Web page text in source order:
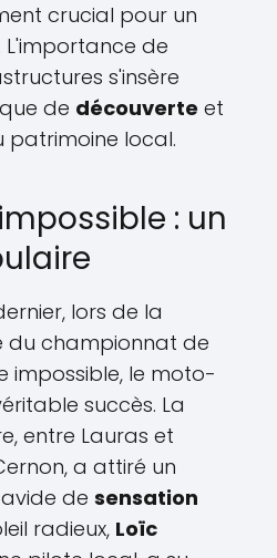
crucial pour un
L'importance de
s'insère
de découverte et
patrimoine local.
: un
lors de la
du championnat de
impossible, le moto-
succès. La
entre Lauras et
a attiré un
de sensation
radieux, Loïc